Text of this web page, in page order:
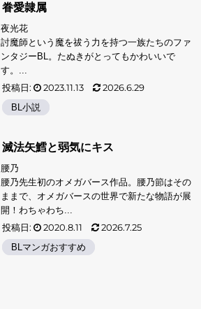
眷愛隷属
夜光花
討魔師という魔を祓う力を持つ一族たちのファ
ンタジーBL。たぬきがとってもかわいいで
す。...
投稿日:
2023.11.13
2026.6.29
BL小説
滅法矢鱈と弱気にキス
腰乃
腰乃先生初のオメガバース作品。腰乃節はその
ままで、オメガバースの世界で新たな物語が展
開！わちゃわち...
投稿日:
2020.8.11
2026.7.25
BLマンガおすすめ